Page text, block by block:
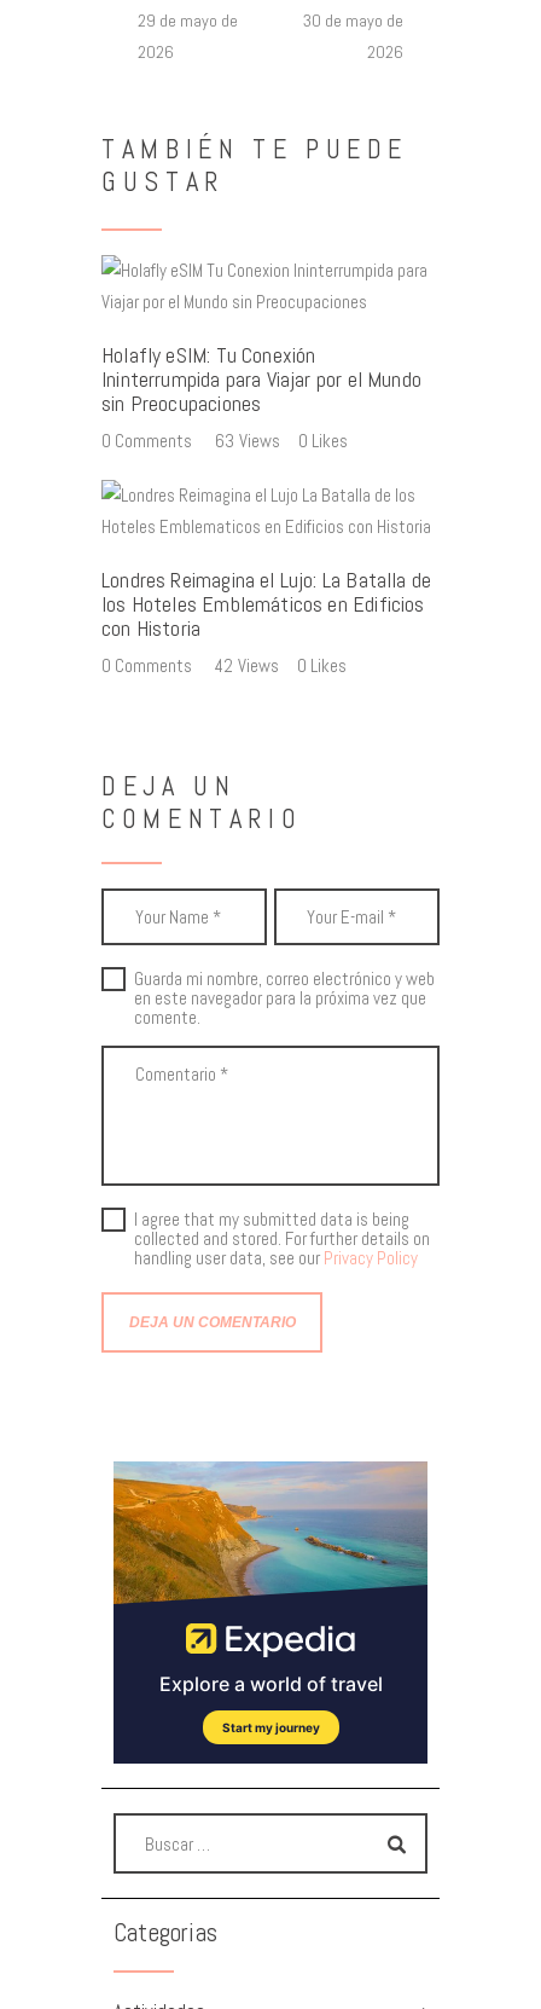
29 de mayo de
2026
30 de mayo de
2026
TAMBIÉN TE PUEDE
GUSTAR
Holafly eSIM: Tu Conexión
Ininterrumpida para Viajar por el Mundo
sin Preocupaciones
0 Comments 63 Views 0 Likes
Londres Reimagina el Lujo: La Batalla de
los Hoteles Emblemáticos en Edificios
con Historia
0 Comments 42 Views 0 Likes
DEJA UN
COMENTARIO
Guarda mi nombre, correo electrónico y web
en este navegador para la próxima vez que
comente.
I agree that my submitted data is being
collected and stored. For further details on
handling user data, see our Privacy Policy
Categorias